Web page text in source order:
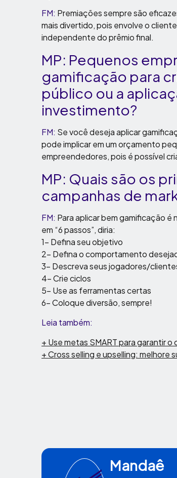
FM: Premiações sempre são
mais divertido, pois envolve o
independente do prêmio final.
MP: Pequenos
gamificação para
público ou a
investimento?
FM: Se você deseja aplicar
pode implicar em um orçamento
empreendedores, pois é possível
MP: Quais são os
campanhas de
FM: Para aplicar bem gamificação
em “6 passos”, diria:
1- Defina seu objetivo
2- Defina o comportamento
3- Descreva seus jogadores/
4- Crie ciclos
5- Use as ferramentas certas
6- Coloque diversão, sempre!
Leia também:
+ Use metas SMART para garantir
+ Cross selling e upselling: melhore
Mandaê